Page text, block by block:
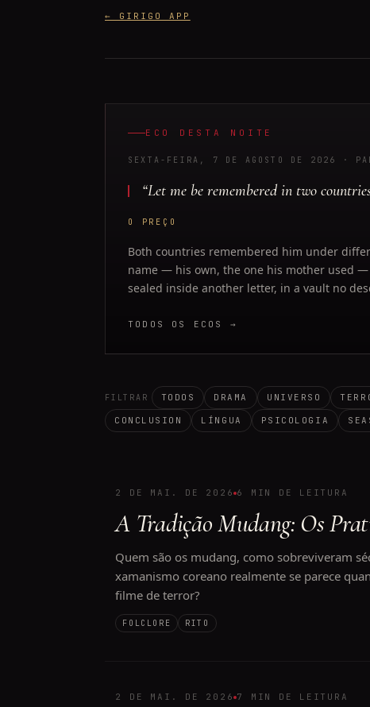
← GIRIGO APP
ECO DESTA NOITE
SEXTA-FEIRA, 7 DE AGOSTO DE 2026 ·
“Let me be remembered in two
O PREÇO
Both countries remembered him under
name — his own, the one his mother used
sealed inside another letter, in a vault no
TODOS OS ECOS →
FILTRAR TODOS DRAMA UNIVERSO
CONCLUSION LÍNGUA PSICOLOGIA
2 DE MAI. DE 2026 6 MIN DE LEITURA
A Tradição Mudang: Os
Quem são os mudang, como sobreviveram
xamanismo coreano realmente se parece
filme de terror?
FOLCLORE RITO
2 DE MAI. DE 2026 7 MIN DE LEITURA